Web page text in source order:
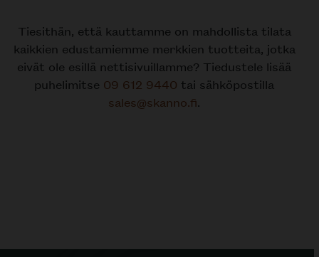
Tiesithän, että kauttamme on mahdollista tilata
kaikkien edustamiemme merkkien tuotteita, jotka
eivät ole esillä nettisivuillamme? Tiedustele lisää
puhelimitse 09 612 9440 tai sähköpostilla
sales@skanno.fi.